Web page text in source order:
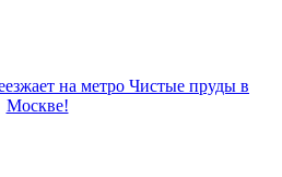
на метро Чистые пруды в
Москве!